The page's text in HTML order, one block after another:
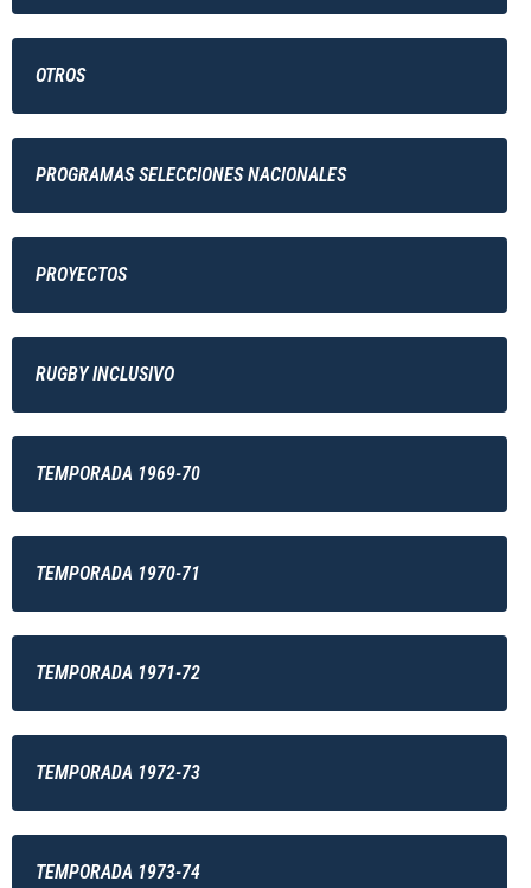
OTROS
PROGRAMAS SELECCIONES NACIONALES
PROYECTOS
RUGBY INCLUSIVO
TEMPORADA 1969-70
TEMPORADA 1970-71
TEMPORADA 1971-72
TEMPORADA 1972-73
TEMPORADA 1973-74